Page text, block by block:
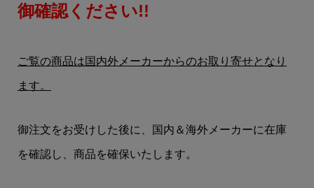
御確認ください!!
ご覧の商品は国内外メーカーからのお取り寄せとなり
ます。
御注文をお受けした後に、国内＆海外メーカーに在庫
を確認し、商品を確保いたします。